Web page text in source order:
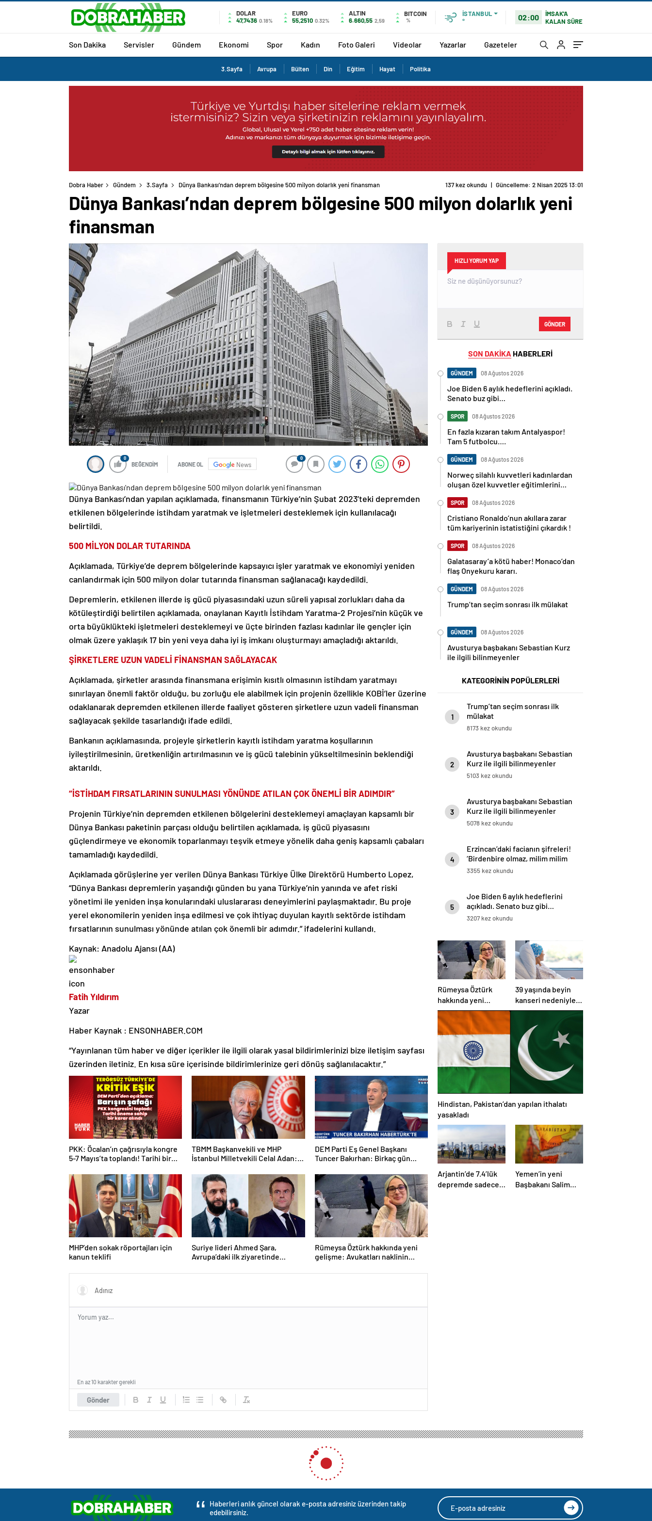
DOLAR
47,7436 0.18%
EURO
55,2510 0.32%
ALTIN
6.660,55 2,59
BITCOIN
%
İSTANBUL
°
02:00
İMSAK'A
KALAN SÜRE
Son Dakika Servisler Gündem Ekonomi Spor Kadın Foto Galeri Videolar Yazarlar Gazeteler
3.Sayfa Avrupa Bülten Din Eğitim Hayat Politika
Dobra Haber Gündem 3.Sayfa Dünya Bankası’ndan deprem bölgesine 500 milyon dolarlık yeni finansman 137 kez okundu | Güncelleme: 2 Nisan 2025 13:01
Dünya Bankası’ndan deprem bölgesine 500 milyon dolarlık yeni
finansman
0
BEĞENDİM ABONE OL News
0
Dünya Bankası’ndan yapılan açıklamada, finansmanın Türkiye’nin Şubat 2023’teki depremden
etkilenen bölgelerinde istihdam yaratmak ve işletmeleri desteklemek için kullanılacağı
belirtildi.
500 MİLYON DOLAR TUTARINDA
Açıklamada, Türkiye’de deprem bölgelerinde kapsayıcı işler yaratmak ve ekonomiyi yeniden
canlandırmak için 500 milyon dolar tutarında finansman sağlanacağı kaydedildi.
Depremlerin, etkilenen illerde iş gücü piyasasındaki uzun süreli yapısal zorlukları daha da
kötüleştirdiği belirtilen açıklamada, onaylanan Kayıtlı İstihdam Yaratma-2 Projesi’nin küçük ve
orta büyüklükteki işletmeleri desteklemeyi ve üçte birinden fazlası kadınlar ile gençler için
olmak üzere yaklaşık 17 bin yeni veya daha iyi iş imkanı oluşturmayı amaçladığı aktarıldı.
ŞİRKETLERE UZUN VADELİ FİNANSMAN SAĞLAYACAK
Açıklamada, şirketler arasında finansmana erişimin kısıtlı olmasının istihdam yaratmayı
sınırlayan önemli faktör olduğu, bu zorluğu ele alabilmek için projenin özellikle KOBİ’ler üzerine
odaklanarak depremden etkilenen illerde faaliyet gösteren şirketlere uzun vadeli finansman
sağlayacak şekilde tasarlandığı ifade edildi.
Bankanın açıklamasında, projeyle şirketlerin kayıtlı istihdam yaratma koşullarının
iyileştirilmesinin, üretkenliğin artırılmasının ve iş gücü talebinin yükseltilmesinin beklendiği
aktarıldı.
“İSTİHDAM FIRSATLARININ SUNULMASI YÖNÜNDE ATILAN ÇOK ÖNEMLİ BİR ADIMDIR”
Projenin Türkiye’nin depremden etkilenen bölgelerini desteklemeyi amaçlayan kapsamlı bir
Dünya Bankası paketinin parçası olduğu belirtilen açıklamada, iş gücü piyasasını
güçlendirmeye ve ekonomik toparlanmayı teşvik etmeye yönelik daha geniş kapsamlı çabaları
tamamladığı kaydedildi.
Açıklamada görüşlerine yer verilen Dünya Bankası Türkiye Ülke Direktörü Humberto Lopez,
“Dünya Bankası depremlerin yaşandığı günden bu yana Türkiye’nin yanında ve afet riski
yönetimi ile yeniden inşa konularındaki uluslararası deneyimlerini paylaşmaktadır. Bu proje
yerel ekonomilerin yeniden inşa edilmesi ve çok ihtiyaç duyulan kayıtlı sektörde istihdam
fırsatlarının sunulması yönünde atılan çok önemli bir adımdır.” ifadelerini kullandı.
Kaynak: Anadolu Ajansı (AA)
Fatih Yıldırım
Yazar
Haber Kaynak : ENSONHABER.COM
“Yayınlanan tüm haber ve diğer içerikler ile ilgili olarak yasal bildirimlerinizi bize iletişim sayfası
üzerinden iletiniz. En kısa süre içerisinde bildirimlerinize geri dönüş sağlanılacaktır.”
PKK: Öcalan’ın çağrısıyla kongre
5-7 Mayıs’ta toplandı! Tarihi bir
TBMM Başkanvekili ve MHP
İstanbul Milletvekili Celal Adan:
DEM Parti Eş Genel Başkanı
Tuncer Bakırhan: Birkaç gün
açıklanacak
MHP’den sokak röportajları için
kanun teklifi
Suriye lideri Ahmed Şara,
Avrupa’daki ilk ziyaretinde
Rümeysa Öztürk hakkında yeni
gelişme: Avukatları naklinin
Gönder
En az 10 karakter gerekli
HIZLI YORUM YAP
GÖNDER
SON DAKİKA HABERLERİ
GÜNDEM 08 Ağustos 2026
Joe Biden 6 aylık hedeflerini açıkladı.
Senato buz gibi…
SPOR 08 Ağustos 2026
En fazla kızaran takım Antalyaspor!
Tam 5 futbolcu….
GÜNDEM 08 Ağustos 2026
Norweç silahlı kuvvetleri kadınlardan
oluşan özel kuvvetler eğitimlerini
SPOR 08 Ağustos 2026
Cristiano Ronaldo’nun akıllara zarar
tüm kariyerinin istatistiğini çıkardık !
SPOR 08 Ağustos 2026
Galatasaray’a kötü haber! Monaco’dan
flaş Onyekuru kararı.
GÜNDEM 08 Ağustos 2026
Trump’tan seçim sonrası ilk mülakat
GÜNDEM 08 Ağustos 2026
Avusturya başbakanı Sebastian Kurz
ile ilgili bilinmeyenler
KATEGORİNİN POPÜLERLERİ
1
Trump’tan seçim sonrası ilk
mülakat
8173 kez okundu
2
Avusturya başbakanı Sebastian
Kurz ile ilgili bilinmeyenler
5103 kez okundu
3
Avusturya başbakanı Sebastian
Kurz ile ilgili bilinmeyenler
5078 kez okundu
4
Erzincan’daki facianın şifreleri!
‘Birdenbire olmaz, milim milim
kayar’
3355 kez okundu
5
Joe Biden 6 aylık hedeflerini
açıkladı. Senato buz gibi…
3207 kez okundu
Rümeysa Öztürk
hakkında yeni
gelişme:
Avukatları naklinin
geciktirilmemesini
39 yaşında beyin
kanseri nedeniyle
öldü: Görmezden
geldiği 2 işaret
vardı
Hindistan, Pakistan’dan yapılan ithalatı
yasakladı
Arjantin’de 7.4’lük
depremde sadece
Yemen’in yeni
Başbakanı Salim
Haberleri anlık güncel olarak e-posta adresiniz üzerinden takip
edebilirsiniz.